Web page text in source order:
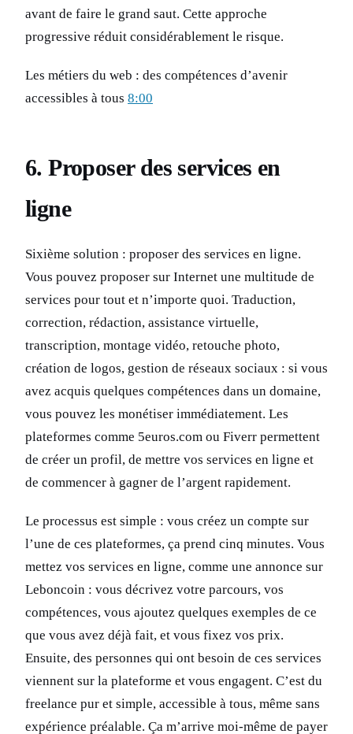
avant de faire le grand saut. Cette approche
progressive réduit considérablement le risque.
Les métiers du web : des compétences d’avenir
accessibles à tous 8:00
6. Proposer des services en
ligne
Sixième solution : proposer des services en ligne.
Vous pouvez proposer sur Internet une multitude de
services pour tout et n’importe quoi. Traduction,
correction, rédaction, assistance virtuelle,
transcription, montage vidéo, retouche photo,
création de logos, gestion de réseaux sociaux : si vous
avez acquis quelques compétences dans un domaine,
vous pouvez les monétiser immédiatement. Les
plateformes comme 5euros.com ou Fiverr permettent
de créer un profil, de mettre vos services en ligne et
de commencer à gagner de l’argent rapidement.
Le processus est simple : vous créez un compte sur
l’une de ces plateformes, ça prend cinq minutes. Vous
mettez vos services en ligne, comme une annonce sur
Leboncoin : vous décrivez votre parcours, vos
compétences, vous ajoutez quelques exemples de ce
que vous avez déjà fait, et vous fixez vos prix.
Ensuite, des personnes qui ont besoin de ces services
viennent sur la plateforme et vous engagent. C’est du
freelance pur et simple, accessible à tous, même sans
expérience préalable. Ça m’arrive moi-même de payer